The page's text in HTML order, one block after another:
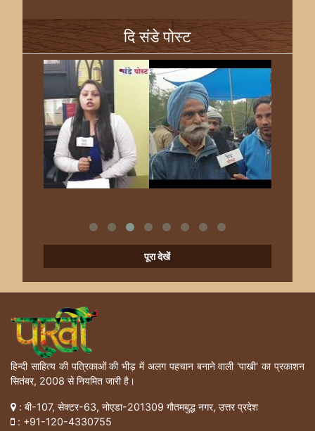
दि संडे पोस्ट
पूरा देखें
हिन्दी साहित्य की पत्रिकाओं की भीड़ में अलग पहचान बनाने वाली 'पाखी' का प्रकाशन
सितंबर, 2008 से नियमित जारी है।
: बी-107, सेक्टर-63, नोएडा-201309 गौतमबुद्ध नगर, उत्तर प्रदेश
: +91-120-4330755